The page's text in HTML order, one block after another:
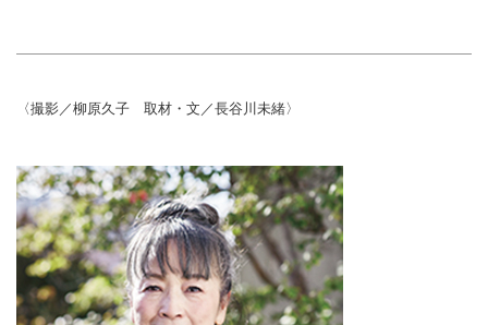
のベランダをご紹介します。
載）
子さんに、植物に囲まれたキッチ
ングとキッチンにつながるテラス
のおかげで、室内でも外の緑を直
接感じられます。 （『天然生
活』2025年5月号掲載）
〈撮影／柳原久子 取材・文／長谷川未緒〉